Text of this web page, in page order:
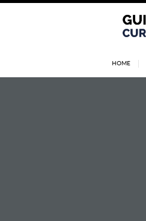
HOME